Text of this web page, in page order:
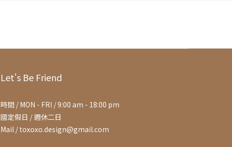
Let's Be Friend
時間 / MON - FRI / 9:00 am - 18:00 pm
國定假日 / 週休二日
Mail / toxoxo.design@gmail.com